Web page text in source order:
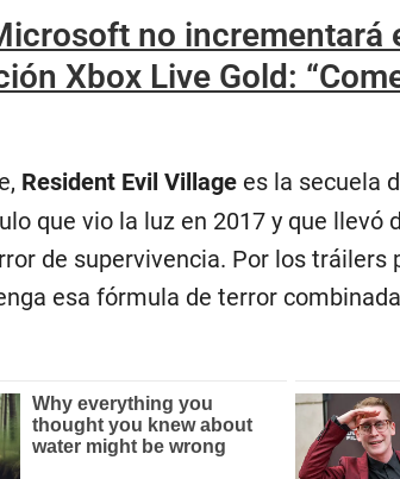
no incrementará
Xbox Live Gold:
Resident Evil Village es la secuela
que vio la luz en 2017 y que llevó
de supervivencia. Por los tráilers
esa fórmula de terror